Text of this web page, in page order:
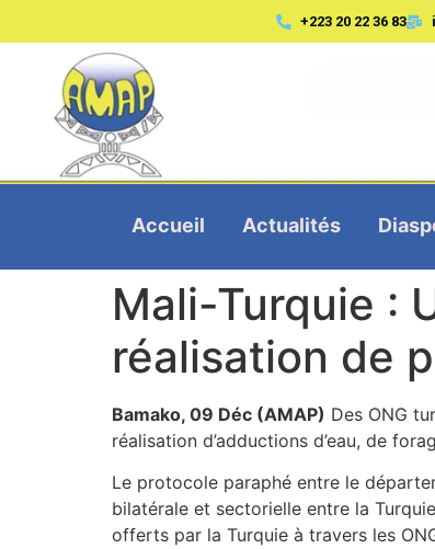
+223 20 22 36 83
Accueil Actualités
Mali-Turquie :
réalisation de
Bamako, 09 Déc (AMAP) Des ONG
réalisation d’adductions d’eau, de
Le protocole paraphé entre le
bilatérale et sectorielle entre la
offerts par la Turquie à travers les